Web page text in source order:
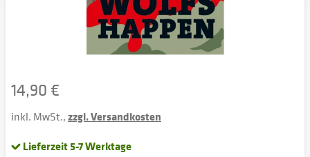
14,90 €
inkl. MwSt.,zzgl. Versandkosten
Lieferzeit 5-7 Werktage